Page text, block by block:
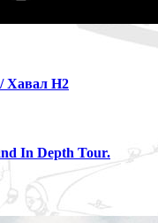
Хавал Н2
In Depth Tour.